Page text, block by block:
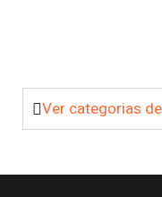
Ver categorias